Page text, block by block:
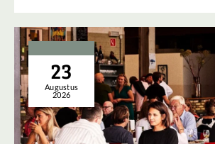
23
Augustus
2026